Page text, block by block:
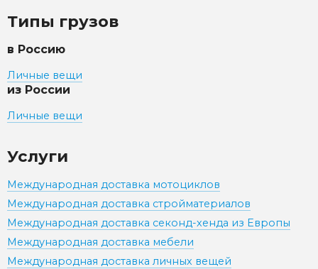
Типы грузов
в Россию
Личные вещи
из России
Личные вещи
Услуги
Международная доставка мотоциклов
Международная доставка стройматериалов
Международная доставка секонд-хенда из Европы
Международная доставка мебели
Международная доставка личных вещей